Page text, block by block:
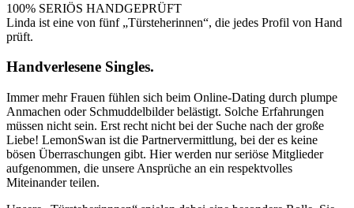
100% SERIÖS HANDGEPRÜFT
Linda ist eine von fünf „Türsteherinnen“, die jedes Profil von Hand
prüft.
Handverlesene Singles.
Immer mehr Frauen fühlen sich beim Online-Dating durch plumpe
Anmachen oder Schmuddelbilder belästigt. Solche Erfahrungen
müssen nicht sein. Erst recht nicht bei der Suche nach der große
Liebe! LemonSwan ist die Partnervermittlung, bei der es keine
bösen Überraschungen gibt. Hier werden nur seriöse Mitglieder
aufgenommen, die unsere Ansprüche an ein respektvolles
Miteinander teilen.